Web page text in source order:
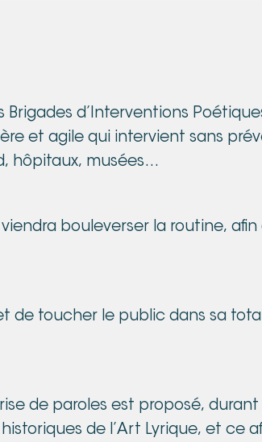
Brigades d’Interventions
et agile qui intervient sans
hôpitaux, musées…
bouleverser la routine, afin
de toucher le public dans sa
de paroles est proposé, durant
de l’Art Lyrique, et ce